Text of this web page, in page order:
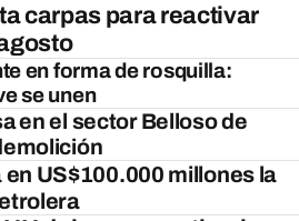
carpas para reactivar
en forma de rosquilla:
se unen
en el sector Belloso de
US$100.000 millones la